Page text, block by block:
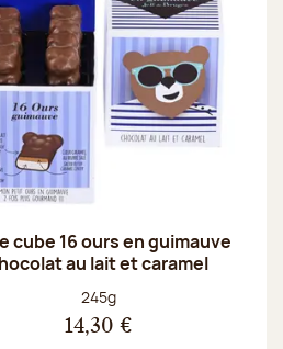
cube 16 ours en guimauve
au lait et caramel
Poids net :
245g
14,30 €